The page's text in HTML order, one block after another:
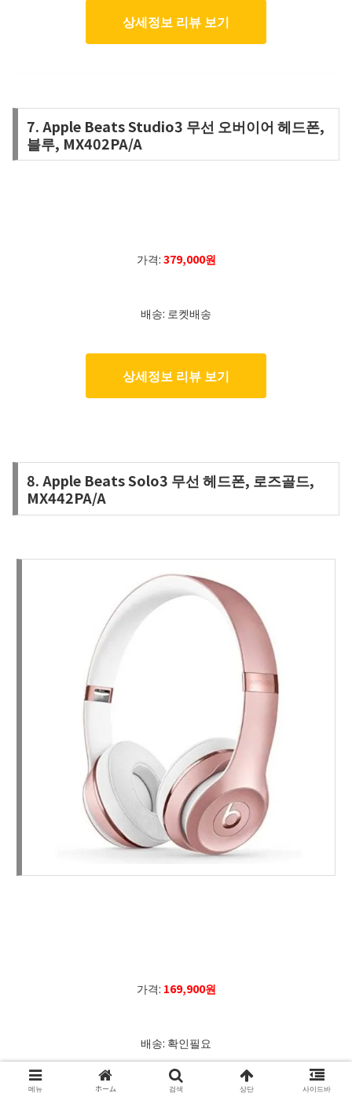
상세정보 리뷰 보기
7. Apple Beats Studio3 무선 오버이어 헤드폰,
블루, MX402PA/A
가격:379,000원
배송: 로켓배송
상세정보 리뷰 보기
8. Apple Beats Solo3 무선 헤드폰, 로즈골드,
MX442PA/A
가격: 169,900원
배송: 확인필요
메뉴 ホーム 검색 상단 사이드바